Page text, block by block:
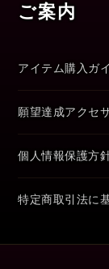
ご案内
アイテム購入ガ
願望達成アクセ
個人情報保護方
特定商取引法に